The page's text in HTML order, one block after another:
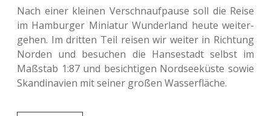
Nach einer klei­nen Ver­schnauf­pau­se soll die Reise
im Ham­bur­ger Minia­tur Wun­der­land heute wei­ter­
ge­hen. Im drit­ten Teil reisen wir weiter in Rich­tung
Norden und besu­chen die Han­se­stadt selbst im
Maß­stab 1:87 und besich­ti­gen Nord­see­küs­te sowie
Skan­di­na­vi­en mit seiner großen Wasserfläche.